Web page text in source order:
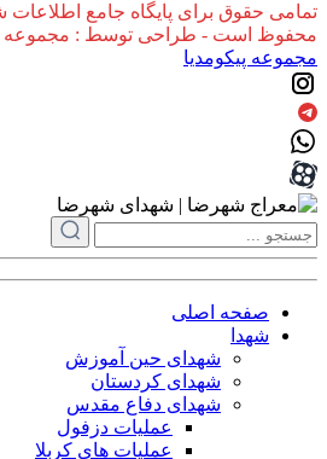
تمامی حقوق برای پایگاه جامع
محفوظ است - طراحی توسط : مجموعه
مجموعه پیکومدیا
صفحه اصلی
شهدا
شهدای حین آموزش
شهدای کردستان
شهدای دفاع مقدس
عملیات دزفول
عملیات های کربلا